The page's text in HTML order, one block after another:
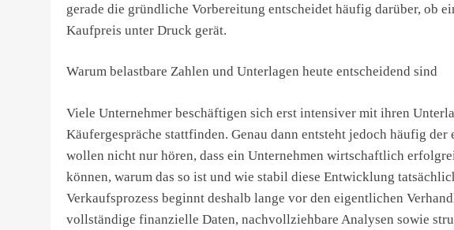
gerade die gründliche Vorbereitung entscheidet häufig darüber, ob
Kaufpreis unter Druck gerät.
Warum belastbare Zahlen und Unterlagen heute entscheidend sind
Viele Unternehmer beschäftigen sich erst intensiver mit ihren
Käufergespräche stattfinden. Genau dann entsteht jedoch häufig der
wollen nicht nur hören, dass ein Unternehmen wirtschaftlich
können, warum das so ist und wie stabil diese Entwicklung
Verkaufsprozess beginnt deshalb lange vor den eigentlichen
vollständige finanzielle Daten, nachvollziehbare Analysen sowie